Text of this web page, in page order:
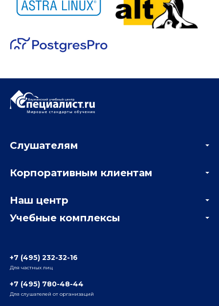
Учебные комплексы
Радио
ул. Радио, д.24, корпус 1, 2-й подъезд, 2-й этаж
Слушателям
Мастер-классы и вебинары
Корпоративным клиентам
Отзывы компаний
Наш центр
Информация о центре
+7 (495) 232-32-16
Для частных лиц
+7 (495) 780-48-44
Для слушателей от организаций